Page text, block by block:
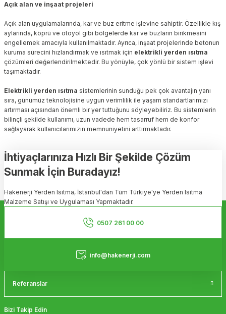
Açık alan ve inşaat projeleri
Açık alan uygulamalarında, kar ve buz eritme işlevine sahiptir. Özellikle kış
aylarında, köprü ve otoyol gibi bölgelerde kar ve buzların birikmesini
engellemek amacıyla kullanılmaktadır. Ayrıca, inşaat projelerinde betonun
kuruma sürecini hızlandırmak ve ısıtmak için elektrikli yerden ısıtma
çözümleri değerlendirilmektedir. Bu yönüyle, çok yönlü bir sistem işlevi
taşımaktadır.
Elektrikli yerden ısıtma sistemlerinin sunduğu pek çok avantajın yanı
sıra, günümüz teknolojisine uygun verimlilik ile yaşam standartlarımızı
artırması açısından önemli bir yer tuttuğunu söyleyebiliriz. Bu sistemlerin
bilinçli şekilde kullanımı, uzun vadede hem tasarruf hem de konfor
sağlayarak kullanıcılarımızın memnuniyetini arttırmaktadır.
İhtiyaçlarınıza Hızlı Bir Şekilde Çözüm
Sunmak İçin Buradayız!
Hakenerji Yerden Isıtma, İstanbul'dan Tüm Türkiye'ye Yerden Isıtma
Malzeme Satışı ve Uygulaması Yapmaktadır.
0507 261 00 00
info@hakenerji.com
Referanslar
Bizi Takip Edin